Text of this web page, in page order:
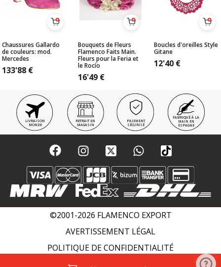
Chaussures Gallardo
de couleurs: mod.
Mercedes
133'88 €
Bouquets de Fleurs
Flamenco Faits Main.
Fleurs pour la Feria et
le Rocío
16'49 €
Boucles d'oreilles Style
Gitane
12'40 €
LIVRAISON
MONDE
RETRAIT EN
MAGASIN
PAIEMENT
SÉCURISÉ
FABRIQUÉ À LA
MAIN EN
ESPAGNE
©2001-2026 FLAMENCO EXPORT
AVERTISSEMENT LÉGAL
POLITIQUE DE CONFIDENTIALITÉ
POLITIQUE DE COOKIES
WIKI FLAMENCO